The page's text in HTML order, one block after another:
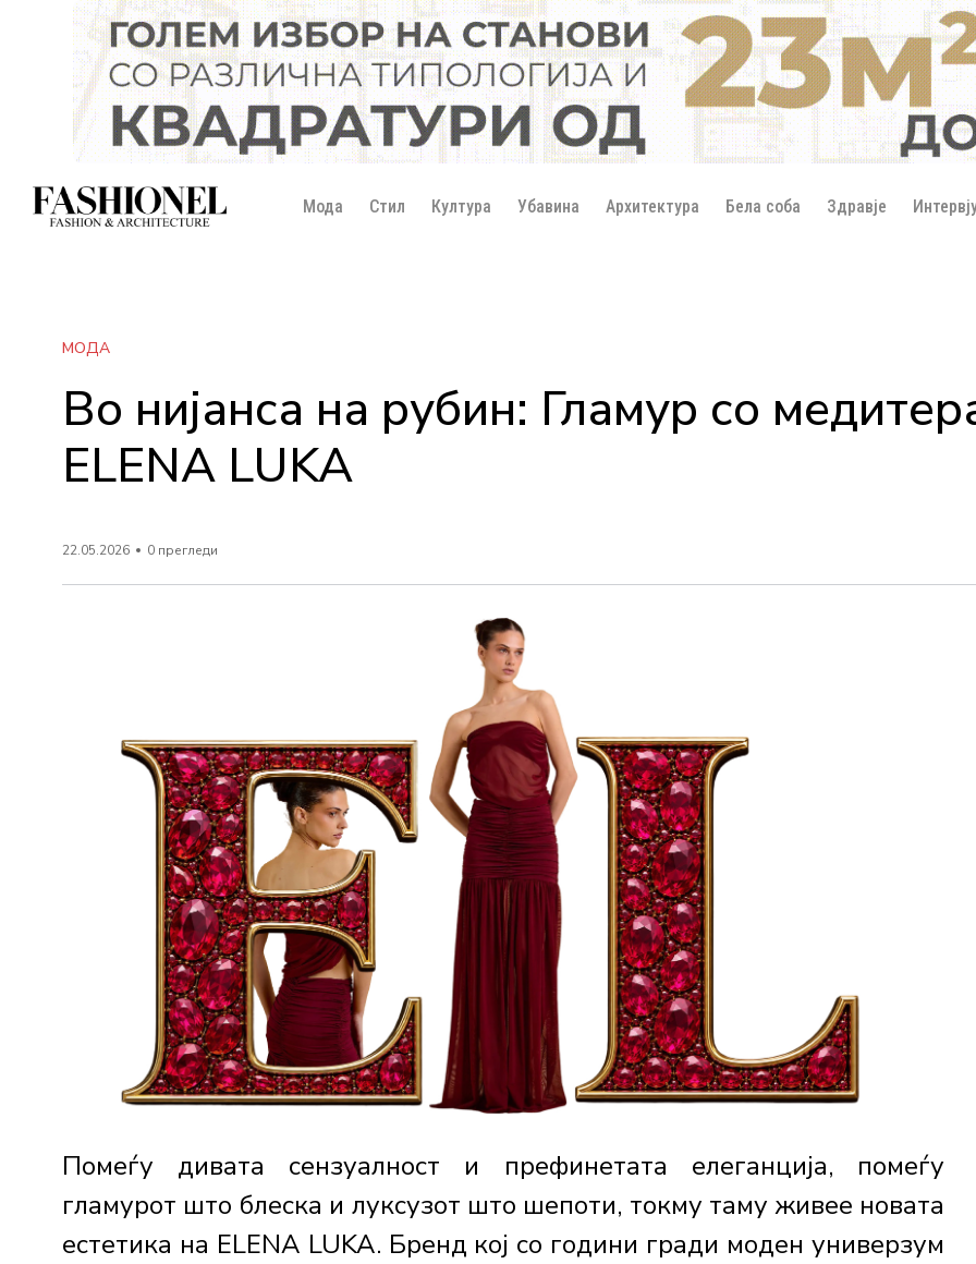
Мода Стил Култура Убавина Архитектура Бела соба Здравје
МОДА
Во нијанса на рубин: Гламур со
ELENA LUKA
22.05.2026 0 прегледи
Помеѓу дивата сензуалност и префинетата елеганција, помеѓу
гламурот што блеска и луксузот што шепоти, токму таму живее новата
естетика на ELENA LUKA. Бренд кој со години гради моден универзум